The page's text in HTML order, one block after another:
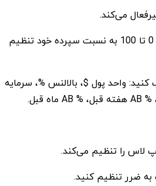
می‌کند.
در فیلد ریسک، مقدار لازم را به صورت درصد از 0 تا 100 به نسبت سپرده خود تنظیم
واحد پول $، بالالنس %، سرمایه
ضرر تنظیم کنید.